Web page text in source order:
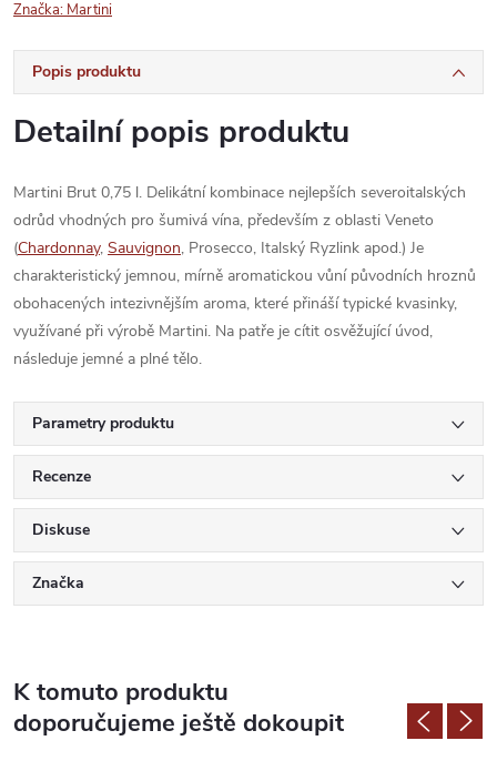
Značka: Martini
Popis produktu
Detailní popis produktu
Martini Brut 0,75 l. Delikátní kombinace nejlepších severoitalských
odrůd vhodných pro šumivá vína, především z oblasti Veneto
(Chardonnay, Sauvignon, Prosecco, Italský Ryzlink apod.) Je
charakteristický jemnou, mírně aromatickou vůní původních hroznů
obohacených intezivnějším aroma, které přináší typické kvasinky,
využívané při výrobě Martini. Na patře je cítit osvěžující úvod,
následuje jemné a plné tělo.
Parametry produktu
Recenze
Diskuse
Značka
K tomuto produktu
doporučujeme ještě dokoupit